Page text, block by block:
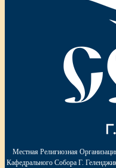
Местная Религиозная
Кафедрального Собора Г.